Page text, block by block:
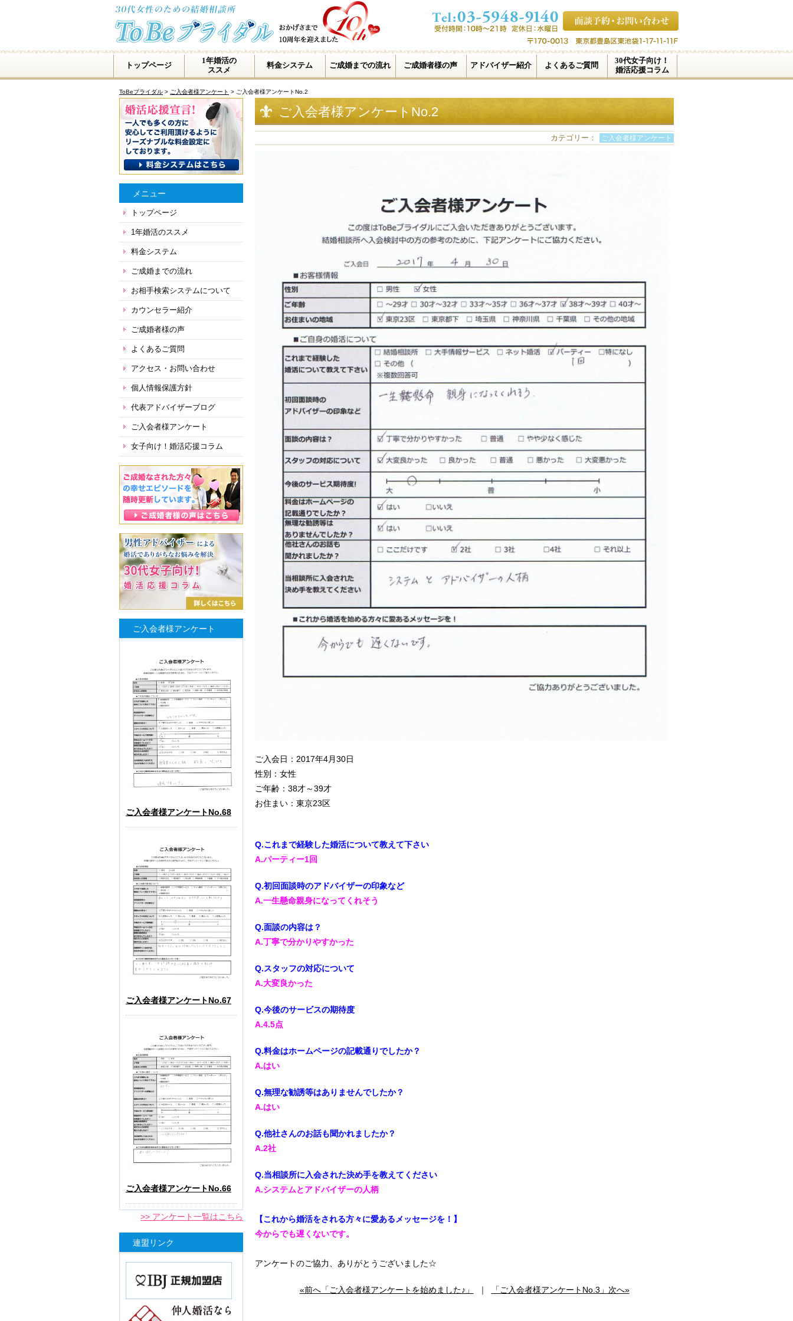
トップページ
1年婚活の
ススメ
料金システム ご成婚までの流れ ご成婚者様の声 アドバイザー紹介 よくあるご質問
30代女子向け！
婚活応援コラム
ToBeブライダル > ご入会者様アンケート > ご入会者様アンケートNo.2
ご入会者様アンケートNo.2
カテゴリー： ご入会者様アンケート
ご入会日：2017年4月30日
性別：女性
ご年齢：38才～39才
お住まい：東京23区
Q.これまで経験した婚活について教えて下さい
A.パーティー1回
Q.初回面談時のアドバイザーの印象など
A.一生懸命親身になってくれそう
Q.面談の内容は？
A.丁寧で分かりやすかった
Q.スタッフの対応について
A.大変良かった
Q.今後のサービスの期待度
A.4.5点
Q.料金はホームページの記載通りでしたか？
A.はい
Q.無理な勧誘等はありませんでしたか？
A.はい
Q.他社さんのお話も聞かれましたか？
A.2社
Q.当相談所に入会された決め手を教えてください
A.システムとアドバイザーの人柄
【これから婚活をされる方々に愛あるメッセージを！】
今からでも遅くないです。
アンケートのご協力、ありがとうございました☆
«前へ「ご入会者様アンケートを始めました♪」 ｜ 「ご入会者様アンケートNo.3」次へ»
メニュー
トップページ
1年婚活のススメ
料金システム
ご成婚までの流れ
お相手検索システムについて
カウンセラー紹介
ご成婚者様の声
よくあるご質問
アクセス・お問い合わせ
個人情報保護方針
代表アドバイザーブログ
ご入会者様アンケート
女子向け！婚活応援コラム
ご入会者様アンケート
ご入会者様アンケートNo.68
ご入会者様アンケートNo.67
ご入会者様アンケートNo.66
>> アンケート一覧はこちら
連盟リンク